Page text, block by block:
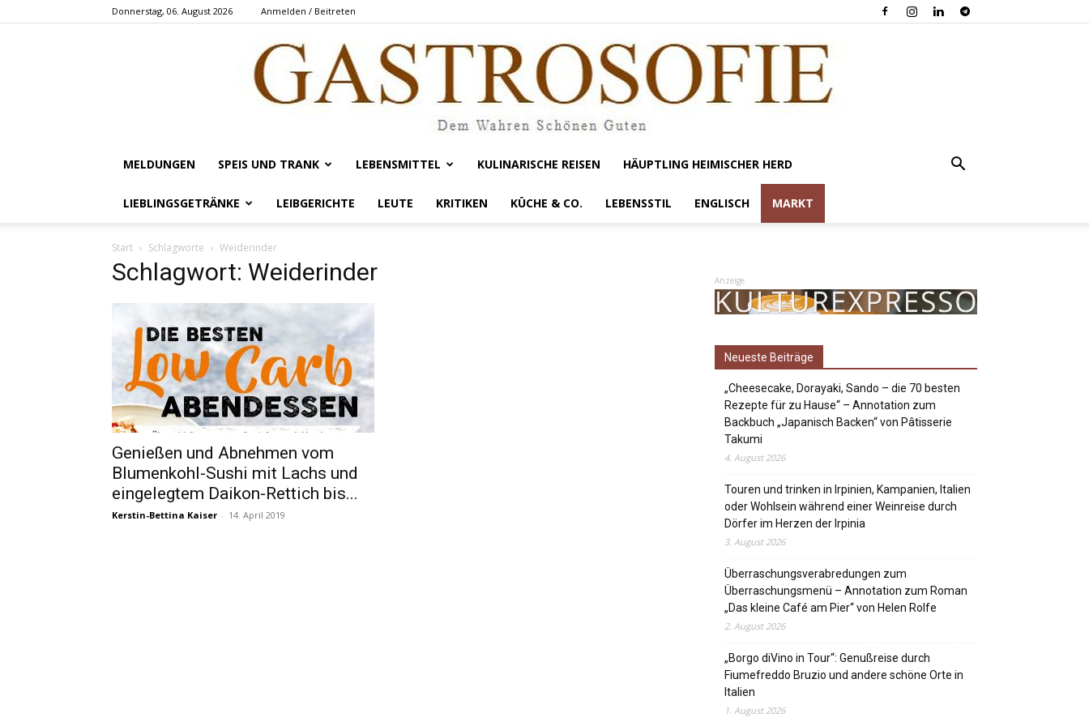
Donnerstag, 06. August 2026 Anmelden / Beitreten
Gastrosofie
MELDUNGEN SPEIS UND TRANK LEBENSMITTEL KULINARISCHE REISEN HÄUPTLING HEIMISCHER HERD
LIEBLINGSGETRÄNKE LEIBGERICHTE LEUTE KRITIKEN KÜCHE & CO. LEBENSSTIL ENGLISCH MARKT
Start Schlagworte Weiderinder
Schlagwort: Weiderinder
Genießen und Abnehmen vom
Blumenkohl-Sushi mit Lachs und
eingelegtem Daikon-Rettich bis...
Kerstin-Bettina Kaiser - 14. April 2019
Anzeige
Neueste Beiträge
„Cheesecake, Dorayaki, Sando – die 70 besten
Rezepte für zu Hause“ – Annotation zum
Backbuch „Japanisch Backen“ von Pâtisserie
Takumi
4. August 2026
Touren und trinken in Irpinien, Kampanien, Italien
oder Wohlsein während einer Weinreise durch
Dörfer im Herzen der Irpinia
3. August 2026
Überraschungsverabredungen zum
Überraschungsmenü – Annotation zum Roman
„Das kleine Café am Pier“ von Helen Rolfe
2. August 2026
„Borgo diVino in Tour“: Genußreise durch
Fiumefreddo Bruzio und andere schöne Orte in
Italien
1. August 2026